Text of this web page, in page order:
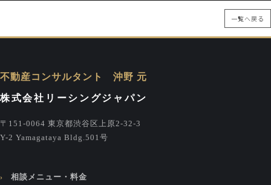
一覧へ戻る
不動産コンサルタント 沖野 元
株式会社リーシングジャパン
〒151-0064 東京都渋谷区上原2-32-3
Y-2 Yamagataya Bldg.501号
相談メニュー・料金